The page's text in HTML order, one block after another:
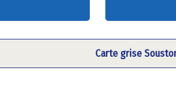
Carte grise